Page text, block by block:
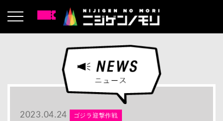
2023.04.24 ゴジラ迎撃作戦